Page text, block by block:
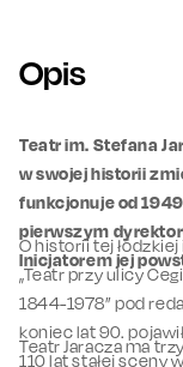
Opis
Teatr im. Stefana
w swojej historii
funkcjonuje od
pierwszym
Inicjatorem jej
O historii tej
„Teatr przy ulicy
1844-1978” pod
koniec lat 90.
110 lat stałej sceny
Teatr Jaracza ma